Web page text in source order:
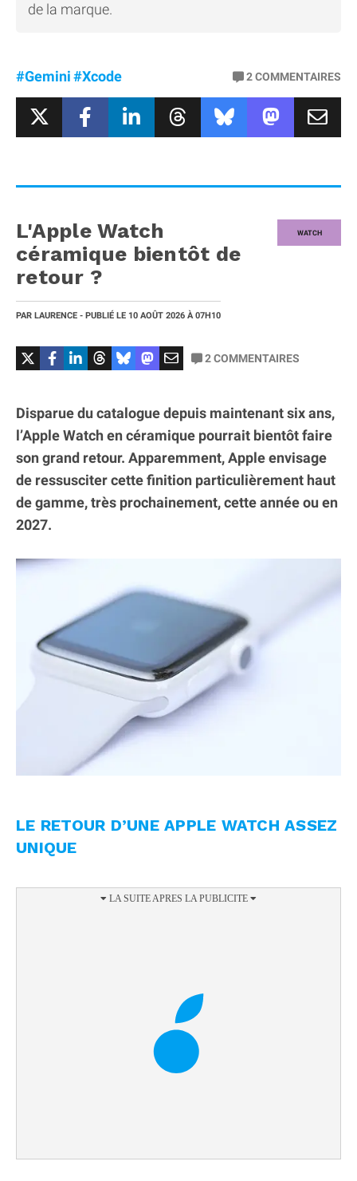
de la marque.
#Gemini#Xcode 2COMMENTAIRES
WATCH
L'Apple Watch
céramique bientôt de
retour ?
PAR LAURENCE - PUBLIÉ LE 10 AOÛT 2026 À 07H10
2COMMENTAIRES
Disparue du catalogue depuis maintenant six ans,
l’Apple Watch en céramique pourrait bientôt faire
son grand retour. Apparemment, Apple envisage
de ressusciter cette finition particulièrement haut
de gamme, très prochainement, cette année ou en
2027.
LE RETOUR D’UNE APPLE WATCH ASSEZ
UNIQUE